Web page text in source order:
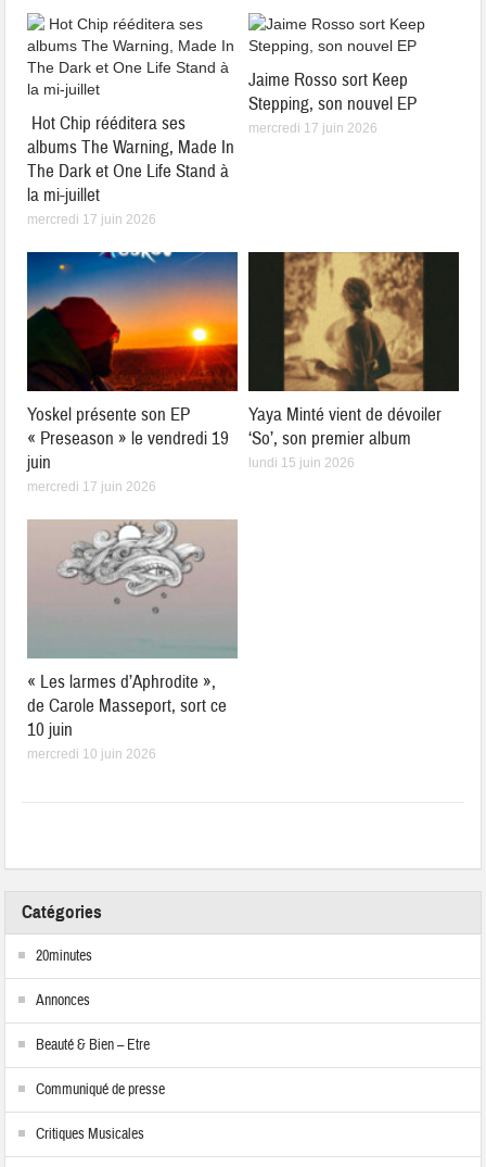
Hot Chip rééditera ses
albums The Warning, Made In
The Dark et One Life Stand à
la mi-juillet
mercredi 17 juin 2026
Jaime Rosso sort Keep
Stepping, son nouvel EP
mercredi 17 juin 2026
Yoskel présente son EP
« Preseason » le vendredi 19
juin
mercredi 17 juin 2026
Yaya Minté vient de dévoiler
‘So’, son premier album
lundi 15 juin 2026
« Les larmes d’Aphrodite »,
de Carole Masseport, sort ce
10 juin
mercredi 10 juin 2026
Catégories
20minutes
Annonces
Beauté & Bien – Etre
Communiqué de presse
Critiques Musicales